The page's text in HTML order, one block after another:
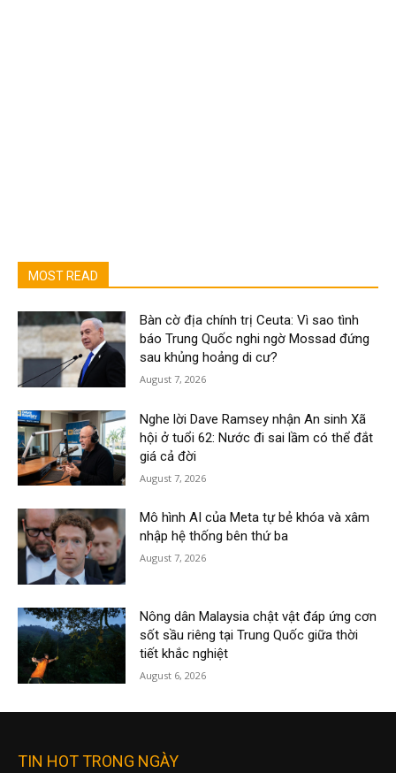
MOST READ
Bàn cờ địa chính trị Ceuta: Vì sao tình
báo Trung Quốc nghi ngờ Mossad đứng
sau khủng hoảng di cư?
August 7, 2026
Nghe lời Dave Ramsey nhận An sinh Xã
hội ở tuổi 62: Nước đi sai lầm có thể đắt
giá cả đời
August 7, 2026
Mô hình AI của Meta tự bẻ khóa và xâm
nhập hệ thống bên thứ ba
August 7, 2026
Nông dân Malaysia chật vật đáp ứng cơn
sốt sầu riêng tại Trung Quốc giữa thời
tiết khắc nghiệt
August 6, 2026
TIN HOT TRONG NGÀY